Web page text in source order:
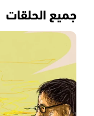
جميع الحلقات